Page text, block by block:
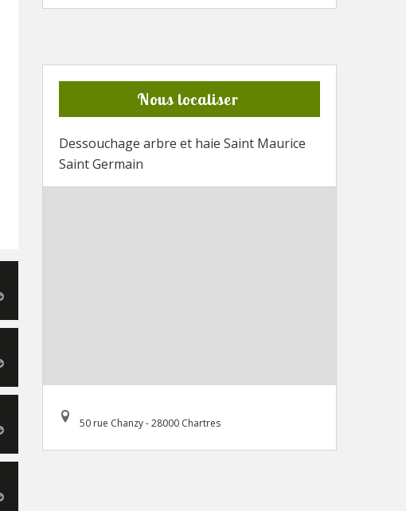
Nous localiser
Dessouchage arbre et haie Saint Maurice
Saint Germain
50 rue Chanzy - 28000 Chartres